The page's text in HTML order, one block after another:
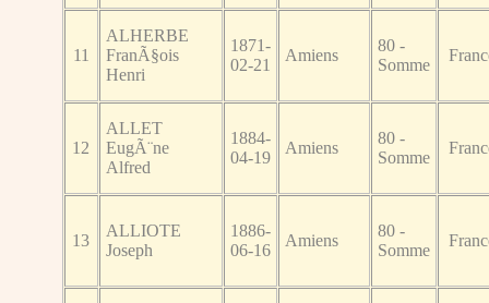
11
ALHERBE
FranÃ§ois
Henri
1871-
02-21
Amiens
80 -
Somme
12
ALLET
EugÃ¨ne
Alfred
1884-
04-19
Amiens
80 -
Somme
13
ALLIOTE
Joseph
1886-
06-16
Amiens
80 -
Somme